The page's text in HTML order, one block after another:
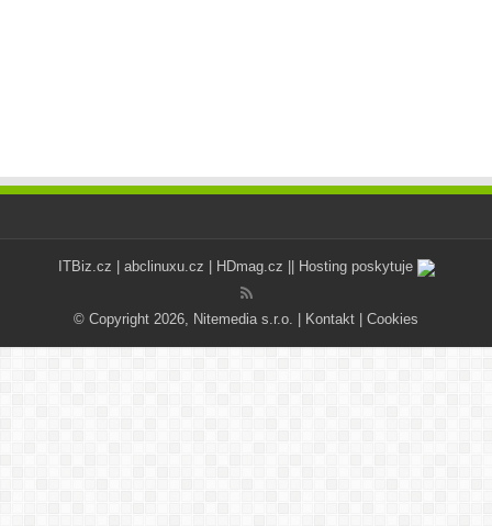
ITBiz.cz abclinuxu.cz HDmag.cz || Hosting poskytuje
© Copyright 2026, Nitemedia s.r.o. | Kontakt Cookies